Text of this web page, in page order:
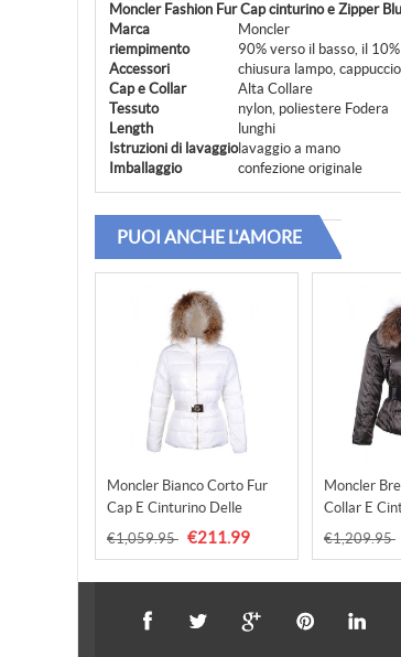
Moncler Fashion Fur Cap cinturino e Zipper
Marca
Moncler
riempimento
90% verso il basso, il
Accessori
chiusura lampo,
Cap e Collar
Alta Collare
Tessuto
nylon, poliestere Fodera
Length
lunghi
Istruzioni di lavaggiolavaggio a mano
Imballaggio
confezione originale
PUOI ANCHE L'AMORE
Moncler Bianco Corto Fur
Cap E Cinturino Delle
Donna Di Modo Cappotti
€1,059.95 €211.99
Moncler
Collar E
Donna Di
€1,209.95